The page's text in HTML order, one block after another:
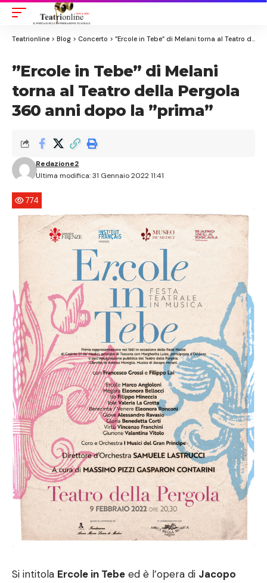
Resizer
Teatrionline > Blog > Concerto > ”Ercole in Tebe” di Melani torna al Teatro della Pergola 360 anni dopo la ”prima”
”Ercole in Tebe” di Melani
torna al Teatro della Pergola
360 anni dopo la ”prima”
Ultima modifica: 31 Gennaio 2022 11:41
Redazione2
774
Si intitola Ercole in Tebe ed è l’opera di Jacopo